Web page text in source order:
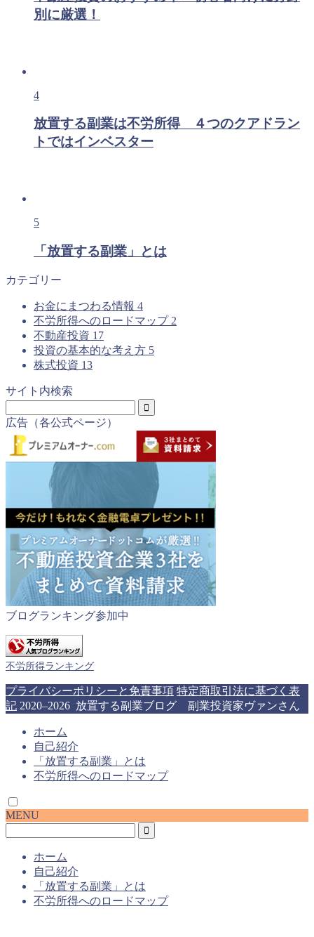
別に厳選！
4
放置する副業は不労所得 ４つのクアドラン
トではインベスター
5
「放置する副業」とは
カテゴリー
お金にまつわる情報 4
不労所得へのロードマップ2
不動産投資 17
投資の基本的な考え方 5
株式投資 13
サイト内検索
広告（各公式ページ）
ブログランキング参加中
不労所得ランキング
プライバシーポリシーと免責事項 特定商取引法に基づく表
記 2020–2026 放置する副業ブログ 副業投資家ヴァンさん
ホーム
自己紹介
「放置する副業」とは
不労所得へのロードマップ
MENU
ホーム
自己紹介
「放置する副業」とは
不労所得へのロードマップ